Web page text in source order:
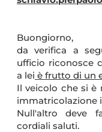
Buongiorno,
da verifica a
ufficio riconosce
a lei è frutto di un
Il veicolo che si è
immatricolazione
Null'altro deve
cordiali saluti.